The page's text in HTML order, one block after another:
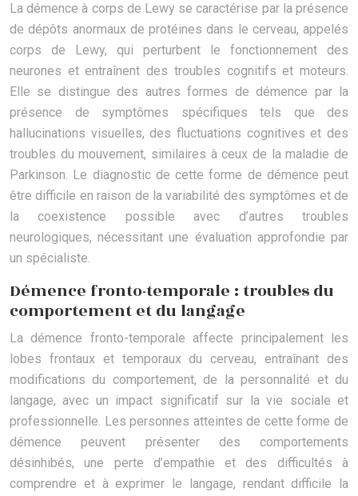
La démence à corps de Lewy se caractérise par la présence
de dépôts anormaux de protéines dans le cerveau, appelés
corps de Lewy, qui perturbent le fonctionnement des
neurones et entraînent des troubles cognitifs et moteurs.
Elle se distingue des autres formes de démence par la
présence de symptômes spécifiques tels que des
hallucinations visuelles, des fluctuations cognitives et des
troubles du mouvement, similaires à ceux de la maladie de
Parkinson. Le diagnostic de cette forme de démence peut
être difficile en raison de la variabilité des symptômes et de
la coexistence possible avec d’autres troubles
neurologiques, nécessitant une évaluation approfondie par
un spécialiste.
Démence fronto-temporale : troubles du
comportement et du langage
La démence fronto-temporale affecte principalement les
lobes frontaux et temporaux du cerveau, entraînant des
modifications du comportement, de la personnalité et du
langage, avec un impact significatif sur la vie sociale et
professionnelle. Les personnes atteintes de cette forme de
démence peuvent présenter des comportements
désinhibés, une perte d’empathie et des difficultés à
comprendre et à exprimer le langage, rendant difficile la